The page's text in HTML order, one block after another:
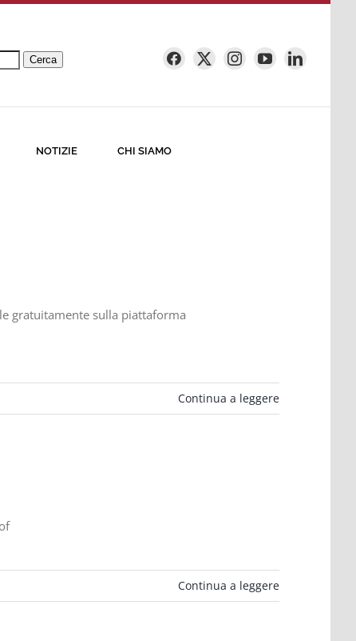
Cerca
NOTIZIE CHI SIAMO
gratuitamente sulla piattaforma
Continua a leggere
Continua a leggere